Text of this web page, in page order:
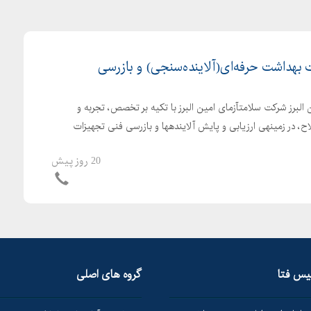
بهداشت حرفه‌ای(آلاینده‌سنجی) و بازرسی
شرکت سلامتآزمای امین البرز با تکیه بر تخصص، تجربه و
در زمینهی ارزیابی و پایش آلایندهها و بازرسی فنی تجهیزات
20 روز پیش
فتا گروه های اصلی